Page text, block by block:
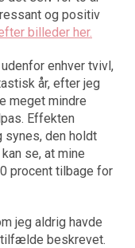
og positiv
billeder her.
enhver tvivl,
år, efter jeg
meget mindre
Effekten
synes, den holdt
se, at mine
procent tilbage for
jeg aldrig havde
tilfælde beskrevet.